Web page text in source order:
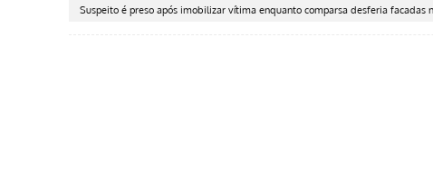
Suspeito é preso após imobilizar vítima enquanto comparsa desferia facadas